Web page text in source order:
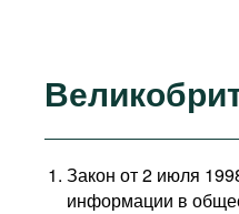
Закон от 2 июля
информации в